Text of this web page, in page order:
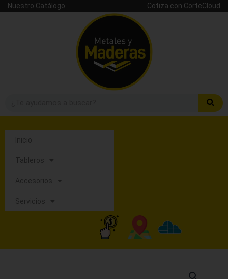
Nuestro Catálogo Cotiza con CorteCloud
Inicio
Tableros
Accesorios
Servicios